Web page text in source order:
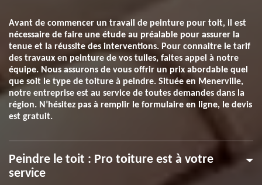
Avant de commencer un travail de peinture pour toit, il est
nécessaire de faire une étude au préalable pour assurer la
tenue et la réussite des interventions. Pour connaitre le tarif
des travaux en peinture de vos tuiles, faites appel à notre
équipe. Nous assurons de vous offrir un prix abordable quel
que soit le type de toiture à peindre. Située en Menerville,
notre entreprise est au service de toutes demandes dans la
région. N’hésitez pas à remplir le formulaire en ligne, le devis
est gratuit.
Peindre le toit : Pro toiture est à votre
service